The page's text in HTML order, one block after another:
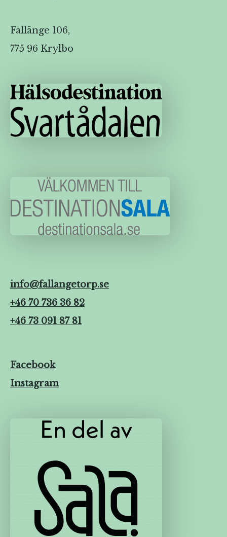
Fallänge 106,
775 96 Krylbo
info@fallangetorp.se
+46 70 736 36 82
+46 73 091 87 81
Facebook
Instagram